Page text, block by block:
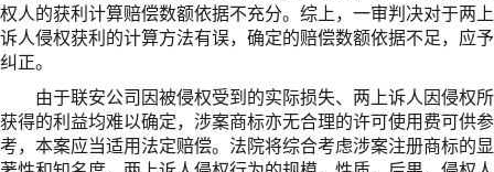
权人的获利计算赔偿数额依据不充分。综上，一审判决对于两上
诉人侵权获利的计算方法有误，确定的赔偿数额依据不足，应予
纠正。
由于联安公司因被侵权受到的实际损失、两上诉人因侵权所
获得的利益均难以确定，涉案商标亦无合理的许可使用费可供参
考，本案应当适用法定赔偿。法院将综合考虑涉案注册商标的显